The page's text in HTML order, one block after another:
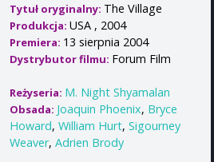
Tytuł oryginalny: The Village
Produkcja: USA , 2004
Premiera: 13 sierpnia 2004
Dystrybutor filmu: Forum Film
Reżyseria: M. Night Shyamalan
Obsada: Joaquin Phoenix, Bryce
Howard, William Hurt, Sigourney
Weaver, Adrien Brody